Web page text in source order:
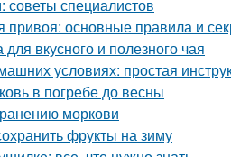
советы специалистов
привоя: основные правила и
вкусного и полезного чая
условиях: простая
в погребе до весны
моркови
фрукты на зиму